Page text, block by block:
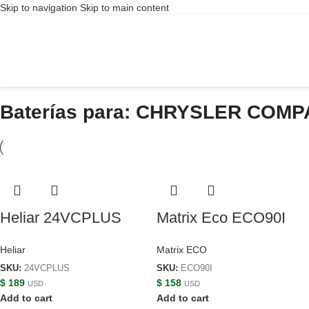
Skip to navigation Skip to main content
Baterías para: CHRYSLER
Heliar 24VCPLUS
Heliar
SKU: 24VCPLUS
$ 189 USD
Add to cart
Matrix Eco ECO90I
Matrix ECO
SKU: ECO90I
$ 158 USD
Add to cart